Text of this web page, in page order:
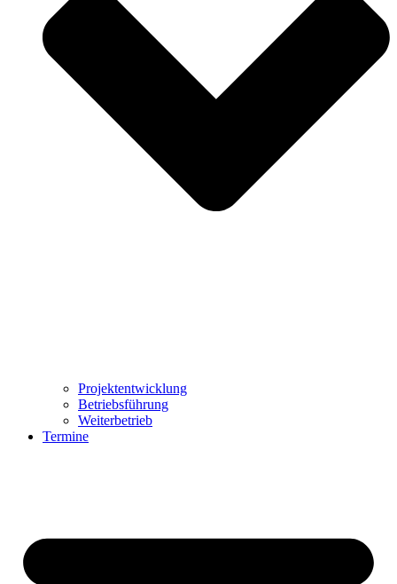
Projektentwicklung
Betriebsführung
Weiterbetrieb
Termine